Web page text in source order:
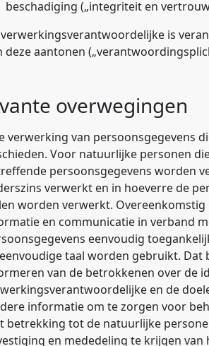
beschadiging („integriteit en
is
deze aantonen („
overwegingen
verwerking van persoonsgegevens
Voor natuurlijke personen
persoonsgegevens worden
verwerkt en in hoeverre de
worden verwerkt.
en communicatie in verband
eenvoudig
taal worden gebruikt.
van de betrokkenen over de
en de
informatie om te zorgen voor
betrekking tot de natuurlijke
en mededeling te krijgen